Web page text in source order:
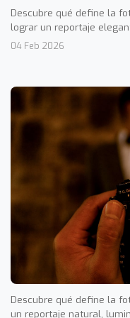
Descubre qué define la
lograr un reportaje
04 Feb 2026
Descubre qué define la
un reportaje natural,